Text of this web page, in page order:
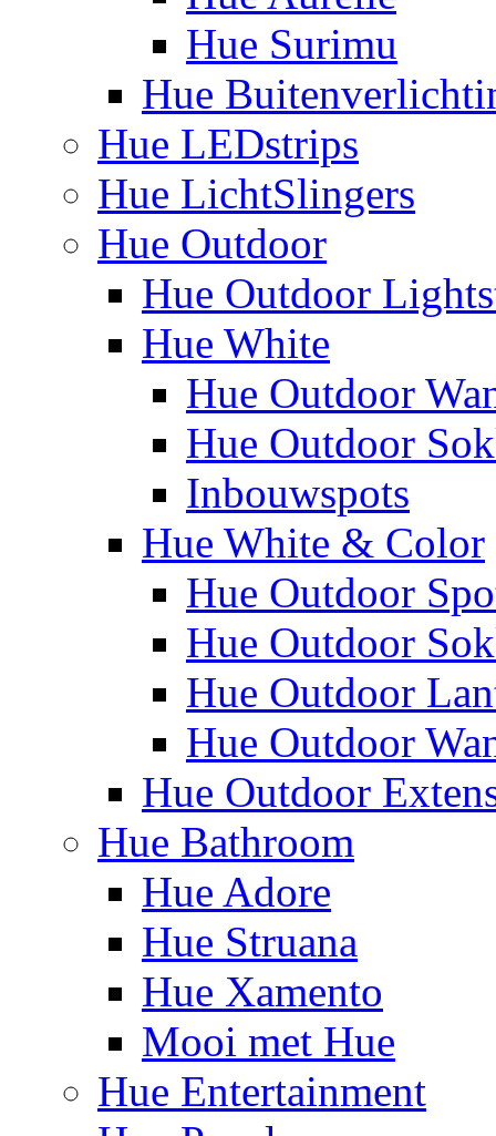
Hue Surimu
Hue
Hue LEDstrips
Hue LichtSlingers
Hue Outdoor
Hue Outdoor
Hue White
Hue Outdoor
Hue Outdoor
Inbouwspots
Hue White & Color
Hue Outdoor
Hue Outdoor
Hue Outdoor
Hue Outdoor
Hue Outdoor
Hue Bathroom
Hue Adore
Hue Struana
Hue Xamento
Mooi met Hue
Hue Entertainment